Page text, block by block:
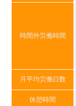
時間外労働時間
月平均労働日数
休憩時間